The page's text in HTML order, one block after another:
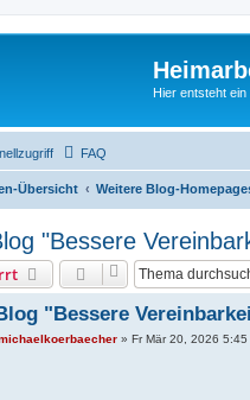
Hier entsteht
FAQ
Übersicht Weitere Blog-
"Bessere
"Bessere
» Fr Mär 20, 2026 5:45